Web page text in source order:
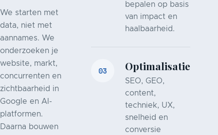
We starten met
data, niet met
aannames. We
onderzoeken je
website, markt,
concurrenten en
zichtbaarheid in
Google en AI-
platformen.
Daarna bouwen
bepalen op basis
van impact en
haalbaarheid.
03 Optimalisatie
SEO, GEO,
content,
techniek, UX,
snelheid en
conversie